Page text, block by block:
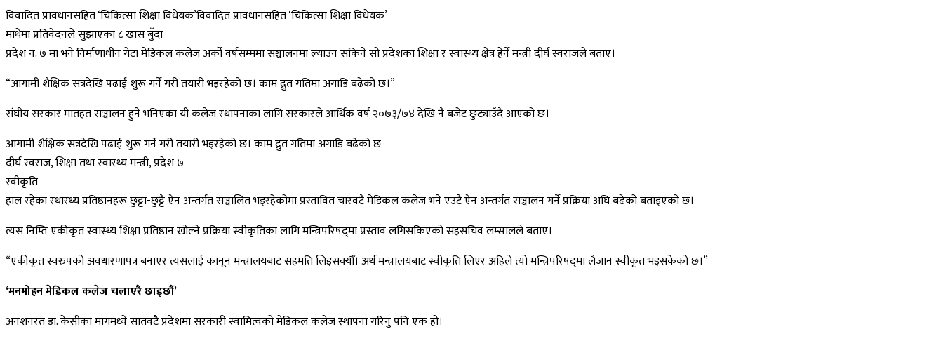
विवादित प्रावधानसहित ‘चिकित्सा शिक्षा विधेयक’विवादित प्रावधानसहित ‘चिकित्सा शिक्षा विधेयक’
माथेमा प्रतिवेदनले सुझाएका ८ खास बुँदा
प्रदेश नं. ७ मा भने निर्माणाधीन गेटा मेडिकल कलेज अर्को वर्षसम्ममा सञ्चालनमा ल्याउन सकिने सो प्रदेशका शिक्षा र स्वास्थ्य क्षेत्र हेर्ने मन्त्री दीर्घ स्वराजले बताए।
“आगामी शैक्षिक सत्रदेखि पढाई शुरू गर्ने गरी तयारी भइरहेको छ। काम द्रुत गतिमा अगाडि बढेको छ।”
संघीय सरकार मातहत सञ्चालन हुने भनिएका यी कलेज स्थापनाका लागि सरकारले आर्थिक वर्ष २०७३/७४ देखि नै बजेट छुट्याउँदै आएको छ।
आगामी शैक्षिक सत्रदेखि पढाई शुरू गर्ने गरी तयारी भइरहेको छ। काम द्रुत गतिमा अगाडि बढेको छ
दीर्घ स्वराज, शिक्षा तथा स्वास्थ्य मन्त्री, प्रदेश ७
स्वीकृति
हाल रहेका स्थास्थ्य प्रतिष्ठानहरू छुट्टा-छुट्टै ऐन अन्तर्गत सञ्चालित भइरहेकोमा प्रस्तावित चारवटै मेडिकल कलेज भने एउटै ऐन अन्तर्गत सञ्चालन गर्ने प्रक्रिया अघि बढेको बताइएको छ।
त्यस निम्ति एकीकृत स्वास्थ्य शिक्षा प्रतिष्ठान खोल्ने प्रक्रिया स्वीकृतिका लागि मन्त्रिपरिषद्‌मा प्रस्ताव लगिसकिएको सहसचिव लम्सालले बताए।
“एकीकृत स्वरुपको अवधारणापत्र बनाएर त्यसलाई कानून मन्त्रालयबाट सहमति लिइसक्यौँ। अर्थ मन्त्रालयबाट स्वीकृति लिएर अहिले त्यो मन्त्रिपरिषद्‌मा लैजान स्वीकृत भइसकेको छ।”
‘मनमोहन मेडिकल कलेज चलाएरै छाड्छौं’
अनशनरत डा. केसीका मागमध्ये सातवटै प्रदेशमा सरकारी स्वामित्वको मेडिकल कलेज स्थापना गरिनु पनि एक हो।